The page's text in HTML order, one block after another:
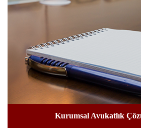
Kurumsal Avukatlık